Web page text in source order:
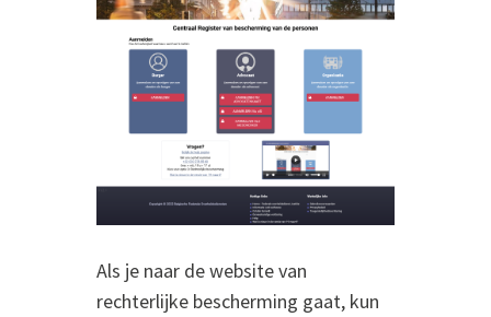
Als je naar de website van
rechterlijke bescherming gaat, kun